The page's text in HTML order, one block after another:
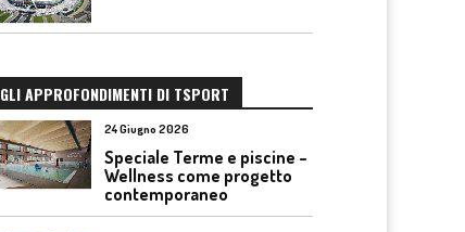
GLI APPROFONDIMENTI DI TSPORT
24 Giugno 2026
Speciale Terme e piscine –
Wellness come progetto
contemporaneo